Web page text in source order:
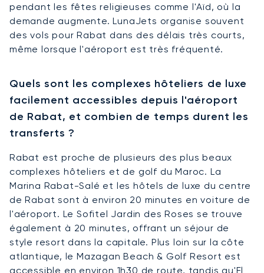
pendant les fêtes religieuses comme l'Aïd, où la
demande augmente. LunaJets organise souvent
des vols pour Rabat dans des délais très courts,
même lorsque l'aéroport est très fréquenté.
Quels sont les complexes hôteliers de luxe
facilement accessibles depuis l'aéroport
de Rabat, et combien de temps durent les
transferts ?
Rabat est proche de plusieurs des plus beaux
complexes hôteliers et de golf du Maroc. La
Marina Rabat-Salé et les hôtels de luxe du centre
de Rabat sont à environ 20 minutes en voiture de
l'aéroport. Le Sofitel Jardin des Roses se trouve
également à 20 minutes, offrant un séjour de
style resort dans la capitale. Plus loin sur la côte
atlantique, le Mazagan Beach & Golf Resort est
accessible en environ 1h30 de route, tandis qu'El